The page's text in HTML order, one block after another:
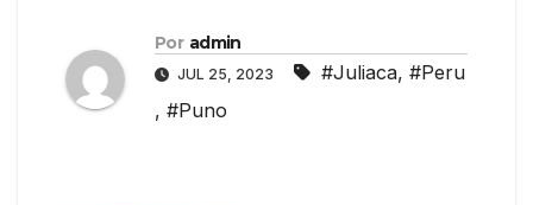
Por admin
JUL 25, 2023 #Juliaca, #Peru
, #Puno